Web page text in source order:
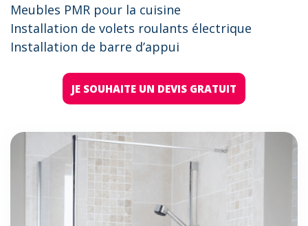
Meubles PMR pour la cuisine
Installation de volets roulants électrique
Installation de barre d’appui
JE SOUHAITE UN DEVIS GRATUIT